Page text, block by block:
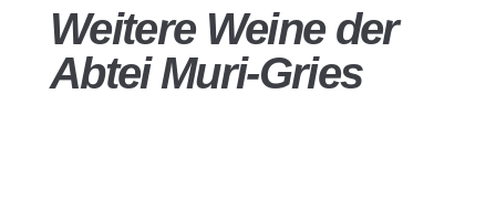
Weitere Weine der
Abtei Muri-Gries